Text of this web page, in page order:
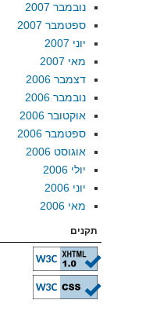
נובמבר 2007
ספטמבר 2007
יוני 2007
מאי 2007
דצמבר 2006
נובמבר 2006
אוקטובר 2006
ספטמבר 2006
אוגוסט 2006
יולי 2006
יוני 2006
מאי 2006
תקנים